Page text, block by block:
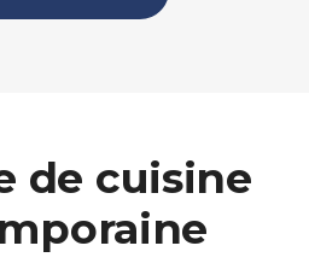
de cuisine